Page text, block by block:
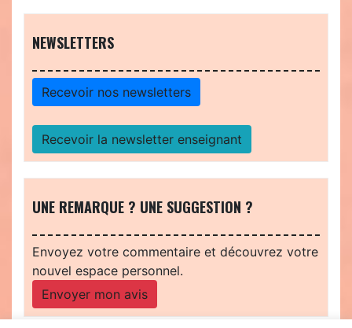
NEWSLETTERS
Recevoir nos newsletters
Recevoir la newsletter enseignant
UNE REMARQUE ? UNE SUGGESTION ?
Envoyez votre commentaire et découvrez votre
nouvel espace personnel.
Envoyer mon avis